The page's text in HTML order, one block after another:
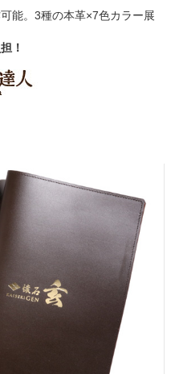
能。3種の本革×7色カラー展
！
表紙のみ